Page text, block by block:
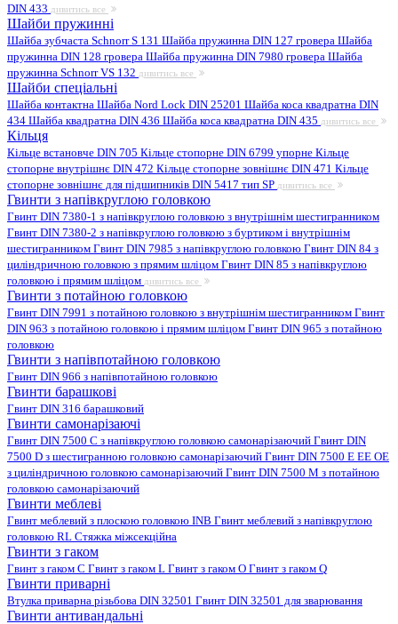
DIN 433 дивитись все
Шайби пружинні
Шайба зубчаста Schnorr S 131 Шайба пружинна DIN 127 гровера Шайба
пружинна DIN 128 гровера Шайба пружинна DIN 7980 гровера Шайба
пружинна Schnorr VS 132 дивитись все
Шайби спеціальні
Шайба контактна Шайба Nord Lock DIN 25201 Шайба коса квадратна DIN
434 Шайба квадратна DIN 436 Шайба коса квадратна DIN 435 дивитись все
Кільця
Кільце встановче DIN 705 Кільце стопорне DIN 6799 упорне Кільце
стопорне внутрішнє DIN 472 Кільце стопорне зовнішнє DIN 471 Кільце
стопорне зовнішнє для підшипників DIN 5417 тип SP дивитись все
Гвинти з напівкруглою головкою
Гвинт DIN 7380-1 з напівкруглою головкою з внутрішнім шестигранником
Гвинт DIN 7380-2 з напівкруглою головкою з буртиком і внутрішнім
шестигранником Гвинт DIN 7985 з напівкруглою головкою Гвинт DIN 84 з
циліндричною головкою з прямим шліцом Гвинт DIN 85 з напівкруглою
головкою і прямим шліцом дивитись все
Гвинти з потайною головкою
Гвинт DIN 7991 з потайною головкою з внутрішнім шестигранником Гвинт
DIN 963 з потайною головкою і прямим шліцом Гвинт DIN 965 з потайною
головкою
Гвинти з напівпотайною головкою
Гвинт DIN 966 з напівпотайною головкою
Гвинти барашкові
Гвинт DIN 316 барашковий
Гвинти самонарізаючі
Гвинт DIN 7500 C з напівкруглою головкою самонарізаючий Гвинт DIN
7500 D з шестигранною головкою самонарізаючий Гвинт DIN 7500 E EE OE
з циліндричною головкою самонарізаючий Гвинт DIN 7500 M з потайною
головкою самонарізаючий
Гвинти меблеві
Гвинт меблевий з плоскою головкою INB Гвинт меблевий з напівкруглою
головкою RL Стяжка міжсекційна
Гвинти з гаком
Гвинт з гаком C Гвинт з гаком L Гвинт з гаком O Гвинт з гаком Q
Гвинти приварні
Втулка приварна різьбова DIN 32501 Гвинт DIN 32501 для зварювання
Гвинти антивандальні